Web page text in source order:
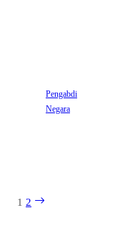
Pengabdi
Negara
1 2